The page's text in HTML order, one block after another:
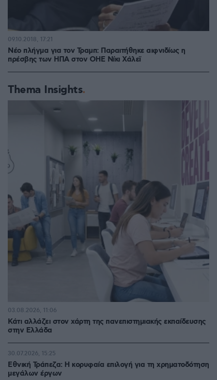
Νέο πλήγμα για τον Τραμπ: Παραιτήθηκε αιφνιδίως η
πρέσβης των ΗΠΑ στον ΟΗΕ Νίκι Χάλεϊ
09.10.2018, 17:21
Thema Insights
Κάτι αλλάζει στον χάρτη της πανεπιστημιακής εκπαίδευσης
στην Ελλάδα
03.08.2026, 11:06
Εθνική Τράπεζα: Η κορυφαία επιλογή για τη χρηματοδότηση
μεγάλων έργων
30.07.2026, 15:25